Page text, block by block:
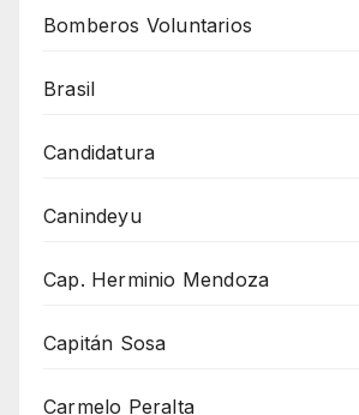
Bomberos Voluntarios
Brasil
Candidatura
Canindeyu
Cap. Herminio Mendoza
Capitán Sosa
Carmelo Peralta